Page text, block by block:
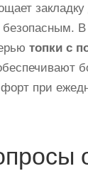
В
топки с
при